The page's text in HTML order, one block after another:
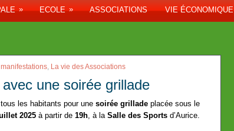
» ECOLE » ASSOCIATIONS VIE ÉCONOMIQUE
, La vie des Associations
avec une soirée grillade
les habitants pour une soirée grillade placée sous le
2025 à partir de 19h, à la Salle des Sports d’Aurice.